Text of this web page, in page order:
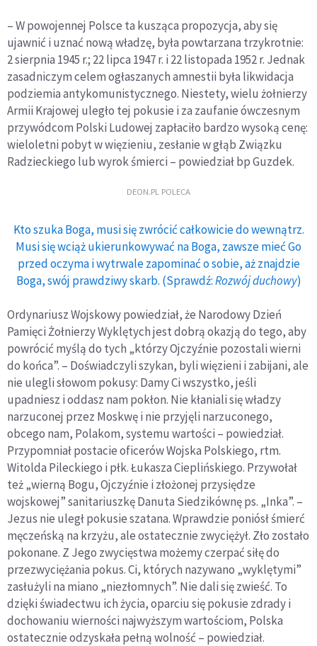
– W powojennej Polsce ta kusząca propozycja, aby się
ujawnić i uznać nową władzę, była powtarzana trzykrotnie:
2 sierpnia 1945 r.; 22 lipca 1947 r. i 22 listopada 1952 r. Jednak
zasadniczym celem ogłaszanych amnestii była likwidacja
podziemia antykomunistycznego. Niestety, wielu żołnierzy
Armii Krajowej uległo tej pokusie i za zaufanie ówczesnym
przywódcom Polski Ludowej zapłaciło bardzo wysoką cenę:
wieloletni pobyt w więzieniu, zesłanie w głąb Związku
Radzieckiego lub wyrok śmierci – powiedział bp Guzdek.
DEON.PL POLECA
Kto szuka Boga, musi się zwrócić całkowicie do wewnątrz.
Musi się wciąż ukierunkowywać na Boga, zawsze mieć Go
przed oczyma i wytrwale zapominać o sobie, aż znajdzie
Boga, swój prawdziwy skarb. (Sprawdź:Rozwój duchowy)
Ordynariusz Wojskowy powiedział, że Narodowy Dzień
Pamięci Żołnierzy Wyklętych jest dobrą okazją do tego, aby
powrócić myślą do tych „którzy Ojczyźnie pozostali wierni
do końca”. – Doświadczyli szykan, byli więzieni i zabijani, ale
nie ulegli słowom pokusy: Damy Ci wszystko, jeśli
upadniesz i oddasz nam pokłon. Nie kłaniali się władzy
narzuconej przez Moskwę i nie przyjęli narzuconego,
obcego nam, Polakom, systemu wartości – powiedział.
Przypomniał postacie oficerów Wojska Polskiego, rtm.
Witolda Pileckiego i płk. Łukasza Cieplińskiego. Przywołał
też „wierną Bogu, Ojczyźnie i złożonej przysiędze
wojskowej” sanitariuszkę Danuta Siedzikównę ps. „Inka”. –
Jezus nie uległ pokusie szatana. Wprawdzie poniósł śmierć
męczeńską na krzyżu, ale ostatecznie zwyciężył. Zło zostało
pokonane. Z Jego zwycięstwa możemy czerpać siłę do
przezwyciężania pokus. Ci, których nazywano „wyklętymi”
zasłużyli na miano „niezłomnych”. Nie dali się zwieść. To
dzięki świadectwu ich życia, oparciu się pokusie zdrady i
dochowaniu wierności najwyższym wartościom, Polska
ostatecznie odzyskała pełną wolność – powiedział.